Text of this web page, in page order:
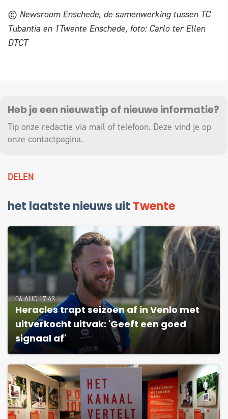
© Newsroom Enschede, de samenwerking tussen TC
Tubantia en 1Twente Enschede, foto: Carlo ter Ellen
DTCT
Heb je een nieuwstip of nieuwe informatie?
Tip onze redactie via mail of telefoon. Deze vind je op
onze contactpagina.
DELEN
het laatste nieuws uit Twente
06 AUG 17:43
Heracles trapt seizoen af in Venlo met
uitverkocht uitvak: 'Geeft een goed
signaal af'